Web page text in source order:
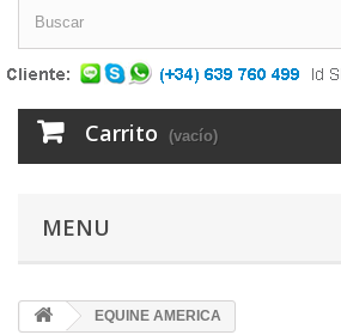
Carrito (vacío)
MENU
EQUINE AMERICA